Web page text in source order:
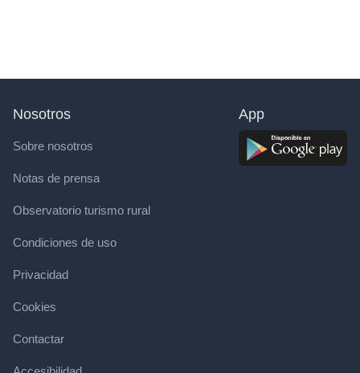
Nosotros
Sobre nosotros
Notas de prensa
Observatorio turismo rural
Condiciones de uso
Privacidad
Cookies
Contactar
App